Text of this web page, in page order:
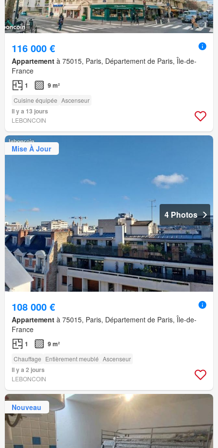
116 000 €
Appartement à 75015, Paris, Département de Paris, Île-de-
France
1 9 m²
Cuisine équipée Ascenseur
Il y a 13 jours
LEBONCOIN
Mise À Jour
4 Photos
108 000 €
Appartement à 75015, Paris, Département de Paris, Île-de-
France
1 9 m²
Chauffage Entièrement meublé Ascenseur
Il y a 2 jours
LEBONCOIN
Nouveau